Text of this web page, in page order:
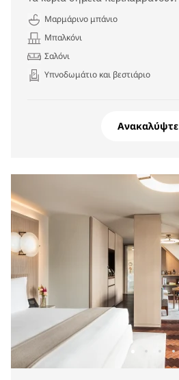
Μαρμάρινο μπάνιο
Μπαλκόνι
Σαλόνι
Υπνοδωμάτιο και βεστιάριο
Ανακαλύψτε